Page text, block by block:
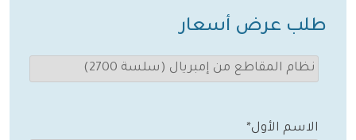
طلب عرض أسعار
الاسم الأول*